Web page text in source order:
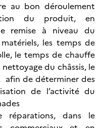
au bon déroulement
du produit, en
remise à niveau du
les temps de
le temps de chauffe
du châssis, le
afin de déterminer des
de l’activité du
réparations, dans le